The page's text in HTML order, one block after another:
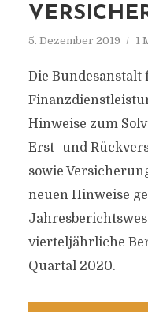
5. Dezember 2019 1
Die Bundesanstalt
Hinweise zum
Erst- und
sowie
neuen Hinweise
vierteljährliche
Quartal 2020.